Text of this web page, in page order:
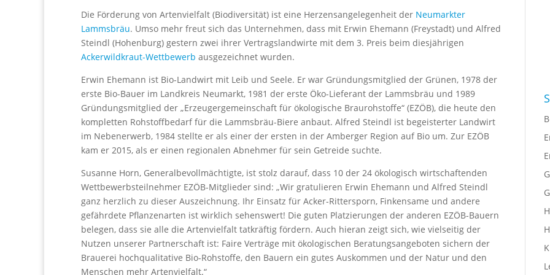
Die Förderung von Artenvielfalt (Biodiversität) ist eine Herzensangelegenheit der Neumarkter
Lammsbräu. Umso mehr freut sich das Unternehmen, dass mit Erwin Ehemann (Freystadt) und Alfred
Steindl (Hohenburg) gestern zwei ihrer Vertragslandwirte mit dem 3. Preis beim diesjährigen
Ackerwildkraut-Wettbewerb ausgezeichnet wurden.
Erwin Ehemann ist Bio-Landwirt mit Leib und Seele. Er war Gründungsmitglied der Grünen, 1978 der
erste Bio-Bauer im Landkreis Neumarkt, 1981 der erste Öko-Lieferant der Lammsbräu und 1989
Gründungsmitglied der „Erzeugergemeinschaft für ökologische Braurohstoffe“ (EZÖB), die heute den
kompletten Rohstoffbedarf für die Lammsbräu-Biere anbaut. Alfred Steindl ist begeisterter Landwirt
im Nebenerwerb, 1984 stellte er als einer der ersten in der Amberger Region auf Bio um. Zur EZÖB
kam er 2015, als er einen regionalen Abnehmer für sein Getreide suchte.
Susanne Horn, Generalbevollmächtigte, ist stolz darauf, dass 10 der 24 ökologisch wirtschaftenden
Wettbewerbsteilnehmer EZÖB-Mitglieder sind: „Wir gratulieren Erwin Ehemann und Alfred Steindl
ganz herzlich zu dieser Auszeichnung. Ihr Einsatz für Acker-Rittersporn, Finkensame und andere
gefährdete Pflanzenarten ist wirklich sehenswert! Die guten Platzierungen der anderen EZÖB-Bauern
belegen, dass sie alle die Artenvielfalt tatkräftig fördern. Auch hieran zeigt sich, wie vielseitig der
Nutzen unserer Partnerschaft ist: Faire Verträge mit ökologischen Beratungsangeboten sichern der
Brauerei hochqualitative Bio-Rohstoffe, den Bauern ein gutes Auskommen und der Natur und den
Menschen mehr Artenvielfalt.“